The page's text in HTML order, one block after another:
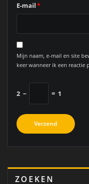
E-mail*
Mijn naam, e-mail en site
keer wanneer ik een reactie
2 − = 1
ZOEKEN